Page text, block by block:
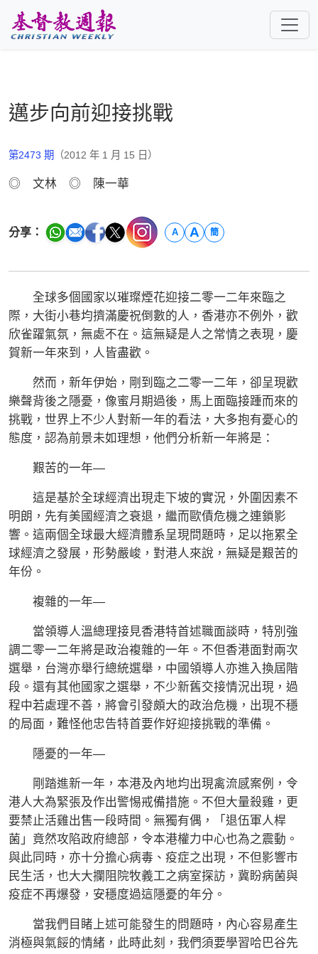
邁步向前迎接挑戰
第2473 期 （2012 年 1 月 15 日）
◎ 文林 ◎ 陳一華
分享： A A 簡
全球多個國家以璀璨煙花迎接二零一二年來臨之
際，大街小巷均擠滿慶祝倒數的人，香港亦不例外，歡
欣雀躍氣氛，無處不在。這無疑是人之常情之表現，慶
賀新一年來到，人皆盡歡。
然而，新年伊始，剛到臨之二零一二年，卻呈現歡
樂聲背後之隱憂，像蜜月期過後，馬上面臨接踵而來的
挑戰，世界上不少人對新一年的看法，大多抱有憂心的
態度，認為前景未如理想，他們分析新一年將是：
艱苦的一年—
這是基於全球經濟出現走下坡的實況，外圍因素不
明朗，先有美國經濟之衰退，繼而歐債危機之連鎖影
響。這兩個全球最大經濟體系呈現問題時，足以拖累全
球經濟之發展，形勢嚴峻，對港人來說，無疑是艱苦的
年份。
複雜的一年—
當領導人溫總理接見香港特首述職面談時，特別強
調二零一二年將是政治複雜的一年。不但香港面對兩次
選舉，台灣亦舉行總統選舉，中國領導人亦進入換屆階
段。還有其他國家之選舉，不少新舊交接情況出現，過
程中若處理不善，將會引發頗大的政治危機，出現不穩
的局面，難怪他忠告特首要作好迎接挑戰的準備。
隱憂的一年—
剛踏進新一年，本港及內地均出現禽流感案例，令
港人大為緊張及作出警惕戒備措施。不但大量殺雞，更
要禁止活雞出售一段時間。無獨有偶，「退伍軍人桿
菌」竟然攻陷政府總部，令本港權力中心也為之震動。
與此同時，亦十分擔心病毒、疫症之出現，不但影響市
民生活，也大大攔阻院牧義工之病室探訪，冀盼病菌與
疫症不再爆發，安穩度過這隱憂的年分。
當我們目睹上述可能發生的問題時，內心容易產生
消極與氣餒的情緒，此時此刻，我們須要學習哈巴谷先